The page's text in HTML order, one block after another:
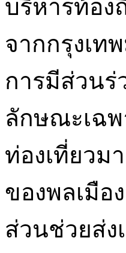
บริหารท้อง
จากกรุงเท
การมีส่วนร่
ลักษณะเฉพ
ท่องเที่ยวม
ของพลเมือ
ส่วนช่วยส่ง